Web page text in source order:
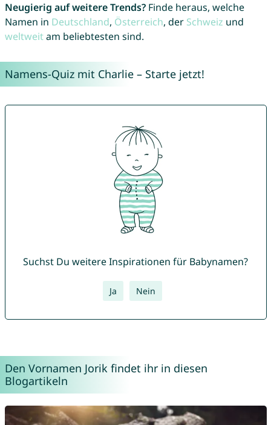
Neugierig auf weitere Trends?Finde heraus, welche
Namen in Deutschland, Österreich, der Schweiz und
weltweitam beliebtesten sind.
Namens-Quiz mit Charlie – Starte jetzt!
Suchst Du weitere Inspirationen für Babynamen?
Ja Nein
Den Vornamen Jorik findet ihr in diesen
Blogartikeln